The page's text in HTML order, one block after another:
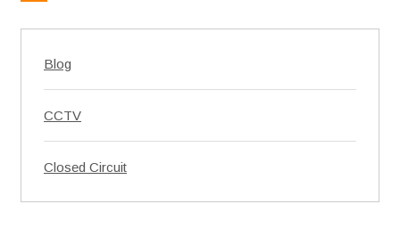
Blog
CCTV
Closed Circuit